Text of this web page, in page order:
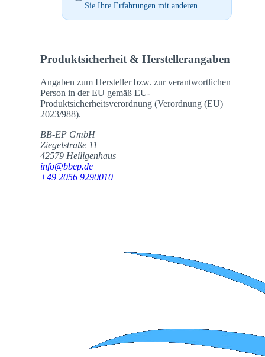
Sie Ihre Erfahrungen mit anderen.
Produktsicherheit & Herstellerangaben
Angaben zum Hersteller bzw. zur verantwortlichen
Person in der EU gemäß EU-
Produktsicherheitsverordnung (Verordnung (EU)
2023/988).
BB-EP GmbH
Ziegelstraße 11
42579 Heiligenhaus
info@bbep.de
+49 2056 9290010